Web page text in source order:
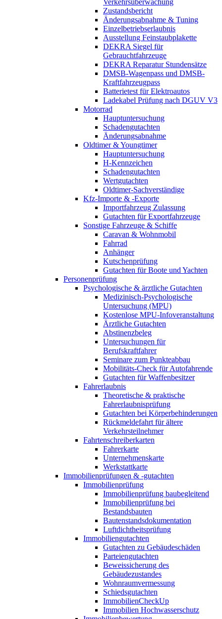
Zustandsbericht
Änderungsabnahme & Tuning
Einzelbetriebserlaubnis
Ausstellung Feinstaubplakette
DEKRA Siegel für
Gebrauchtfahrzeuge
DEKRA Reparatur Stundensätze
DMSB-Wagenpass und DMSB-
Kraftfahrzeugpass
Batterietest für Elektroautos
Ladekabel Prüfung nach DGUV V3
Motorrad
Hauptuntersuchung
Schadengutachten
Änderungsabnahme
Oldtimer & Youngtimer
Hauptuntersuchung
H-Kennzeichen
Schadengutachten
Wertgutachten
Oldtimer-Sachverständige
Kfz-Importe & -Exporte
Importfahrzeug Zulassung
Gutachten für Exportfahrzeuge
Sonstige Fahrzeuge & Schiffe
Caravan & Wohnmobil
Fahrrad
Anhänger
Kutschenprüfung
Gutachten für Boote und Yachten
Personenprüfung
Psychologische & ärztliche Gutachten
Medizinisch-Psychologische
Untersuchung (MPU)
Kostenlose MPU-Infoveranstaltung
Ärztliche Gutachten
Abstinenzbeleg
Untersuchungen für
Berufskraftfahrer
Seminare zum Punkteabbau
Mobilitäts-Check für Autofahrende
Gutachten für Waffenbesitzer
Fahrerlaubnis
Theoretische & praktische
Fahrerlaubnisprüfung
Gutachten bei Körperbehinderungen
Rückmeldefahrt für ältere
Verkehrsteilnehmer
Fahrtenschreiberkarten
Fahrerkarte
Unternehmenskarte
Werkstattkarte
Immobilienprüfungen & -gutachten
Immobilienprüfung
Immobilienprüfung baubegleitend
Immobilienprüfung bei
Bestandsbauten
Bautenstandsdokumentation
Luftdichtheitsprüfung
Immobiliengutachten
Gutachten zu Gebäudeschäden
Parteiengutachten
Beweissicherung des
Gebäudezustandes
Wohnraumvermessung
Schiedsgutachten
ImmobilienCheckUp
Immobilien Hochwasserschutz